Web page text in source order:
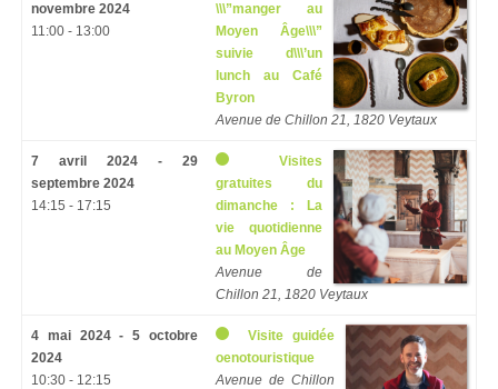
novembre 2024
11:00 - 13:00
\\\”manger au
Moyen Âge\\\”
suivie d\\\’un
lunch au Café
Byron
Avenue de Chillon 21, 1820 Veytaux
7 avril 2024 - 29
septembre 2024
14:15 - 17:15
Visites
gratuites du
dimanche : La
vie quotidienne
au Moyen Âge
Avenue de
Chillon 21, 1820 Veytaux
4 mai 2024 - 5 octobre
2024
10:30 - 12:15
Visite guidée
oenotouristique
Avenue de Chillon